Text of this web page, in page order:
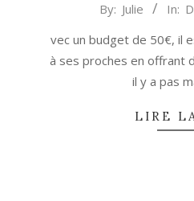
24
By: Julie In:
vec un budget de 50€, il
à ses proches en offrant
il y a pas
LIRE